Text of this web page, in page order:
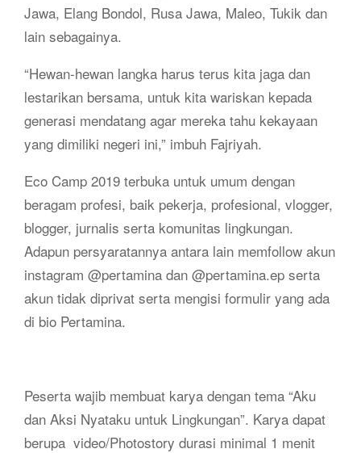
Jawa, Elang Bondol, Rusa Jawa, Maleo, Tukik dan
lain sebagainya.
“Hewan-hewan langka harus terus kita jaga dan
lestarikan bersama, untuk kita wariskan kepada
generasi mendatang agar mereka tahu kekayaan
yang dimiliki negeri ini,” imbuh Fajriyah.
Eco Camp 2019 terbuka untuk umum dengan
beragam profesi, baik pekerja, profesional, vlogger,
blogger, jurnalis serta komunitas lingkungan.
Adapun persyaratannya antara lain memfollow akun
instagram @pertamina dan @pertamina.ep serta
akun tidak diprivat serta mengisi formulir yang ada
di bio Pertamina.
Peserta wajib membuat karya dengan tema “Aku
dan Aksi Nyataku untuk Lingkungan”. Karya dapat
berupa video/Photostory durasi minimal 1 menit